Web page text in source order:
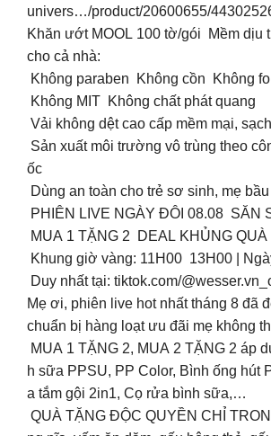
univers…/product/20600655/
Khăn ướt MOOL 100 tờ/gói Mềm dịu
cho cả nhà:
Không paraben Không cồn Không
️ Không MIT Không chất phát quang
Vải không dệt cao cấp mềm mại,
Sản xuất môi trường vô trùng theo
ốc
Dùng an toàn cho trẻ sơ sinh, mẹ
PHIÊN LIVE NGÀY ĐÔI 08.08 SĂN
MUA 1 TẶNG 2 DEAL KHỦNG QUÀ
Khung giờ vàng: 11H00 13H00 |
Duy nhất tại: tiktok.com/
Mẹ ơi, phiên live hot nhất tháng 8 đã
chuẩn bị hàng loạt ưu đãi mẹ không
MUA 1 TẶNG 2, MUA 2 TẶNG 2 áp
h sữa PPSU, PP Color, Bình ống hút
a tắm gội 2in1, Cọ rửa bình sữa,…
QUÀ TẶNG ĐỘC QUYỀN CHỈ